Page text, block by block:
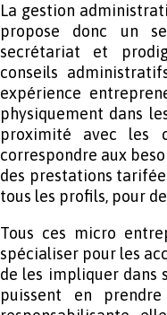
La gestion
propose donc un
secrétariat et
conseils
expérience
physiquement dans
proximité avec les
correspondre aux
des prestations
tous les profils, pour
Tous ces micro
spécialiser pour les
de les impliquer dans
puissent en